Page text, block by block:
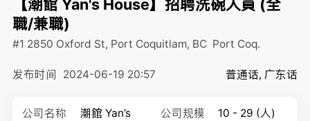
【潮館 Yan's House】招聘洗碗人員 (全
職/兼職)
#1 2850 Oxford St, Port Coquitlam, BC Port Coq.
发布时间 2024-06-19 20:57 普通话, 广东话
公司名称
潮館 Yan’s
公司规模 10 - 29 (人)